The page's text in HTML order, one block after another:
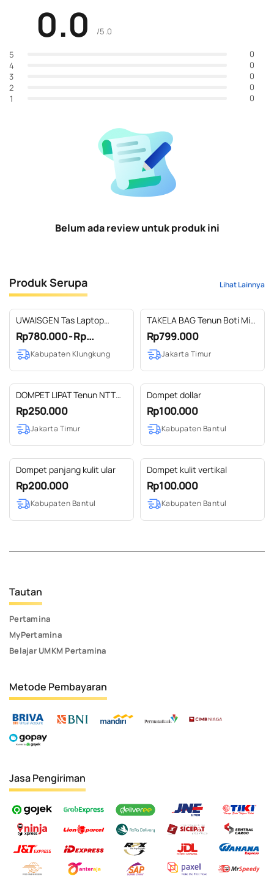
0.0 /5.0
5
0
4
0
3
0
2
0
1
0
Belum ada review untuk produk ini
Produk Serupa Lihat Lainnya
UWAISGEN Tas Laptop
Pria/Wanita Handmade Etnik
Bali Tas Laptop Faiz 16 Inchi
Souvenir
Rp780.000 - Rp...
Kabupaten Klungkung
TAKELA BAG Tenun Boti Mix
Kulit Sapi Asli
Rp799.000
Jakarta Timur
DOMPET LIPAT Tenun NTT
mix Kulit Sapi Asli
Rp250.000
Jakarta Timur
Dompet dollar
Rp100.000
Kabupaten Bantul
Dompet panjang kulit ular
Rp200.000
Kabupaten Bantul
Dompet kulit vertikal
Rp100.000
Kabupaten Bantul
Tautan
Pertamina
MyPertamina
Belajar UMKM Pertamina
Metode Pembayaran
Jasa Pengiriman